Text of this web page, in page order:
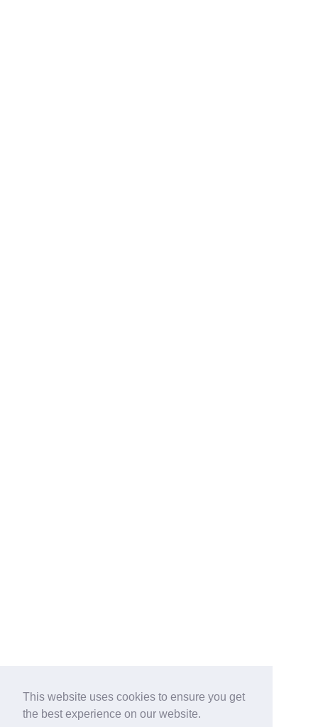
This website uses cookies to ensure you get
the best experience on our website.